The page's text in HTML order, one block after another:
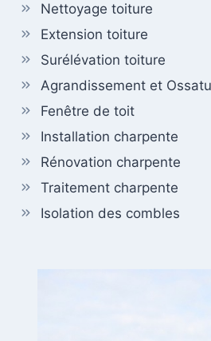
Nettoyage toiture
Extension toiture
Surélévation toiture
Agrandissement et
Fenêtre de toit
Installation charpente
Rénovation charpente
Traitement charpente
Isolation des combles